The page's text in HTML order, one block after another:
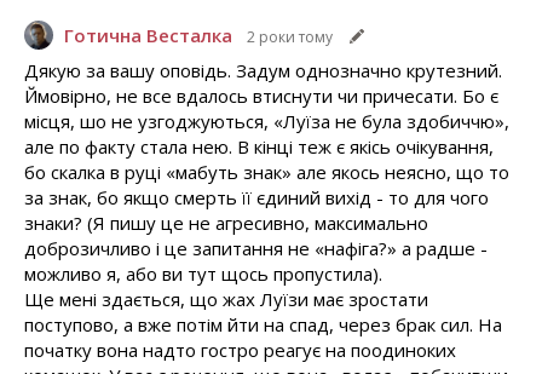
Готична Весталка 2 роки тому
Дякую за вашу оповідь. Задум однозначно крутезний.
Ймовірно, не все вдалось втиснути чи причесати. Бо є
місця, шо не узгоджуються, «Луїза не була здобиччю»,
але по факту стала нею. В кінці теж є якісь очікування,
бо скалка в руці «мабуть знак» але якось неясно, що то
за знак, бо якщо смерть її єдиний вихід - то для чого
знаки? (Я пишу це не агресивно, максимально
доброзичливо і це запитання не «нафіга?» а радше -
можливо я, або ви тут щось пропустила).
Ще мені здається, що жах Луїзи має зростати
поступово, а вже потім йти на спад, через брак сил. На
початку вона надто гостро реагує на поодиноких